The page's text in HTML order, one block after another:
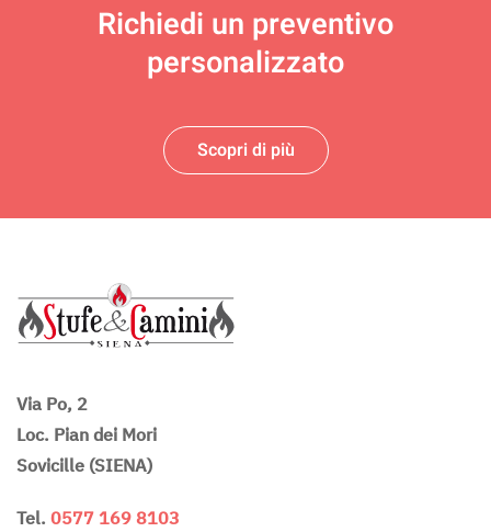
Richiedi un preventivo
personalizzato
Scopri di più
Via Po, 2
Loc. Pian dei Mori
Sovicille (SIENA)
Tel. 0577 169 8103